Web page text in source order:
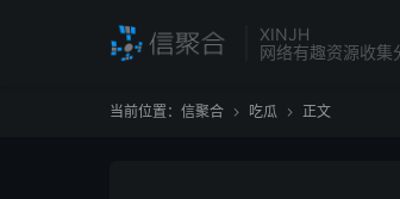
XINJH
网络有趣资源收集
当前位置： 信聚合  吃瓜  正文